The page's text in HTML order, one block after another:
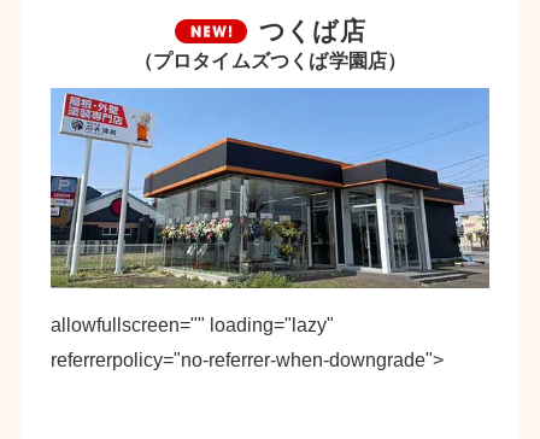
つくば店
（プロタイムズつくば学園店）
allowfullscreen="" loading="lazy"
referrerpolicy="no-referrer-when-downgrade">